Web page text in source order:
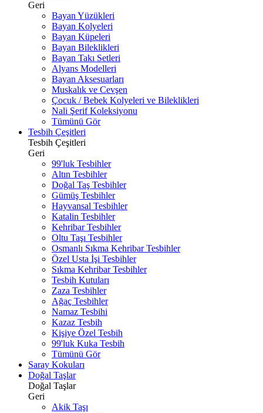
Geri
Bayan Yüzükleri
Bayan Kolyeleri
Bayan Küpeleri
Bayan Bileklikleri
Bayan Takı Setleri
Alyans Modelleri
Bayan Aksesuarları
Muskalık ve Cevşen
Çocuk / Bebek Kolyeleri ve Bileklikleri
Nali Şerif Koleksiyonu
Tümünü Gör
Tesbih Çeşitleri
Tesbih Çeşitleri
Geri
99'luk Tesbihler
Altın Tesbihler
Doğal Taş Tesbihler
Gümüş Tesbihler
Hayvansal Tesbihler
Katalin Tesbihler
Kehribar Tesbihler
Oltu Taşı Tesbihler
Osmanlı Sıkma Kehribar Tesbihler
Özel Usta İşi Tesbihler
Sıkma Kehribar Tesbihler
Tesbih Kutuları
Zaza Tesbihler
Ağaç Tesbihler
Namaz Tesbihi
Kazaz Tesbih
Kişiye Özel Tesbih
99'luk Kuka Tesbih
Tümünü Gör
Saray Kokuları
Doğal Taşlar
Doğal Taşlar
Geri
Akik Taşı